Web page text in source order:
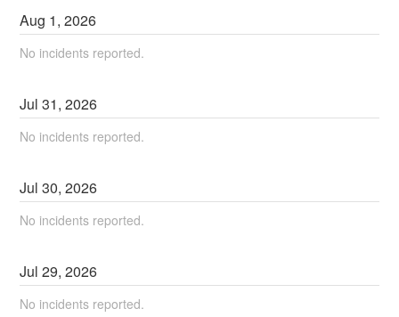
Aug 1,2026
No incidents reported.
Jul31,2026
No incidents reported.
Jul30,2026
No incidents reported.
Jul29,2026
No incidents reported.